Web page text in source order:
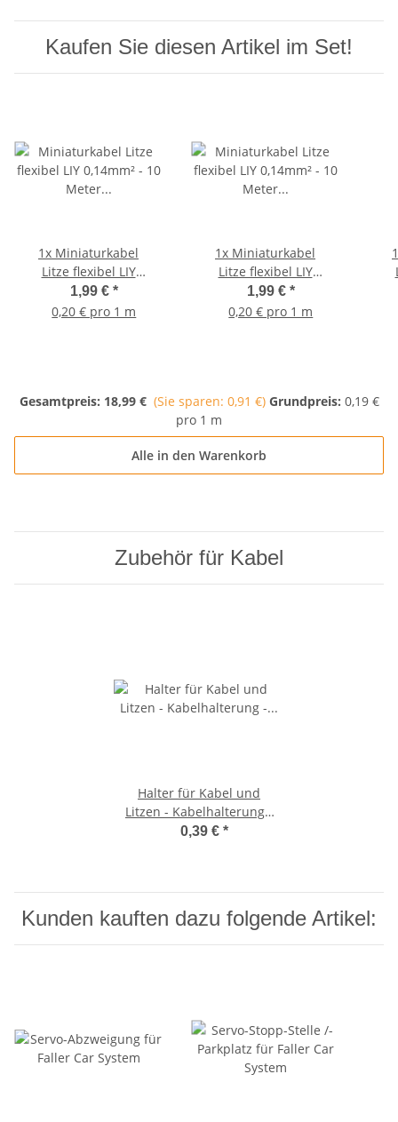
Kaufen Sie diesen Artikel im Set!
1x Miniaturkabel
Litze flexibel LIY
0,14mm² - 10 Meter
Ring blau
1,99 € *
0,20 € pro 1 m
1x Miniaturkabel
Litze flexibel LIY
0,14mm² - 10 Meter
Ring braun
1,99 € *
0,20 € pro 1 m
Gesamtpreis: 18,99 € (Sie sparen: 0,91 €) Grundpreis: 0,19 €
pro 1 m
Alle in den Warenkorb
Zubehör für Kabel
Halter für Kabel und
Litzen - Kabelhalterung -
Litzenhalterung
0,39 €*
Kunden kauften dazu folgende Artikel: